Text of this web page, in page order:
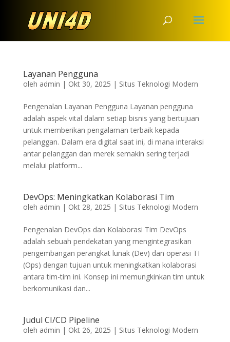
Layanan Pengguna
oleh admin | Okt 30, 2025 | Situs Teknologi Modern
Pengenalan Layanan Pengguna Layanan pengguna
adalah aspek vital dalam setiap bisnis yang bertujuan
untuk memberikan pengalaman terbaik kepada
pelanggan. Dalam era digital saat ini, di mana interaksi
antar pelanggan dan merek semakin sering terjadi
melalui platform...
DevOps: Meningkatkan Kolaborasi Tim
oleh admin | Okt 28, 2025 | Situs Teknologi Modern
Pengenalan DevOps dan Kolaborasi Tim DevOps
adalah sebuah pendekatan yang mengintegrasikan
pengembangan perangkat lunak (Dev) dan operasi TI
(Ops) dengan tujuan untuk meningkatkan kolaborasi
antara tim-tim ini. Konsep ini memungkinkan tim untuk
berkomunikasi dan...
Judul CI/CD Pipeline
oleh admin | Okt 26, 2025 | Situs Teknologi Modern